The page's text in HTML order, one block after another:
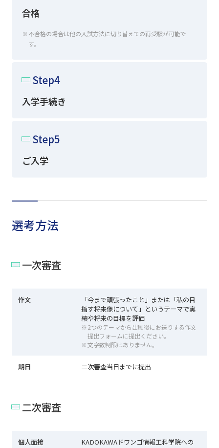
合格
不合格の場合は他の入試方法に切り替えての再受験が可能で
す。
Step4
入学手続き
Step5
ご入学
選考方法
一次審査
作文
「今まで頑張ったこと」または「私の目
指す将来像について」というテーマで実
績や将来の目標を評価
2つのテーマから出願後にお送りする作文
提出フォームに提出ください。
文字数制限はありません。
期日 二次審査当日までに提出
二次審査
個人面接
KADOKAWAドワンゴ情報工科学院への